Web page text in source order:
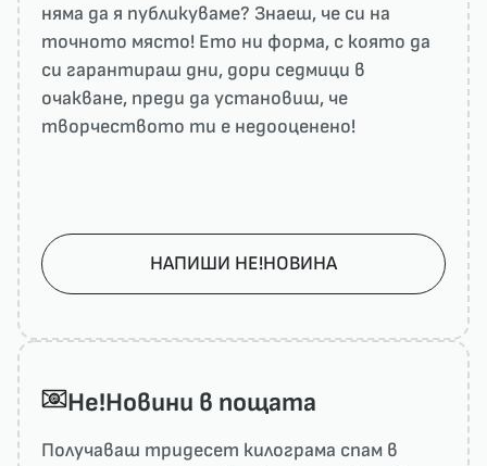
няма да я публикуваме? Знаеш, че си на
точното място! Ето ни форма, с която да
си гарантираш дни, дори седмици в
очакване, преди да установиш, че
творчеството ти е недооценено!
НАПИШИ НЕ!НОВИНА
He!Новини в пощата
Получаваш тридесет килограма спам в